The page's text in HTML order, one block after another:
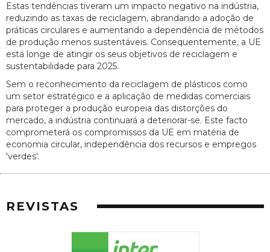
Estas tendências tiveram um impacto negativo na indústria,
reduzindo as taxas de reciclagem, abrandando a adoção de
práticas circulares e aumentando a dependência de métodos
de produção menos sustentáveis. Consequentemente, a UE
está longe de atingir os seus objetivos de reciclagem e
sustentabilidade para 2025.
Sem o reconhecimento da reciclagem de plásticos como
um setor estratégico e a aplicação de medidas comerciais
para proteger a produção europeia das distorções do
mercado, a indústria continuará a deteriorar-se. Este facto
comprometerá os compromissos da UE em matéria de
economia circular, independência dos recursos e empregos
'verdes'.
REVISTAS